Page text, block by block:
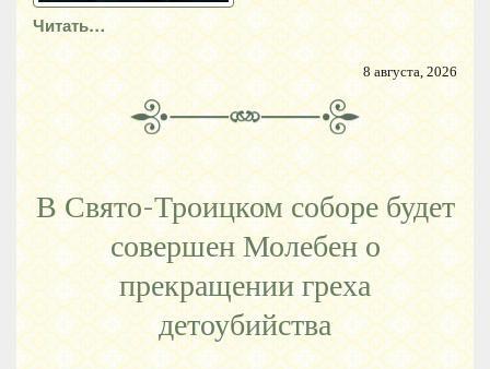
Читать…
8 августа, 2026
В Свято-Троицком соборе будет
совершен Молебен о
прекращении греха
детоубийства